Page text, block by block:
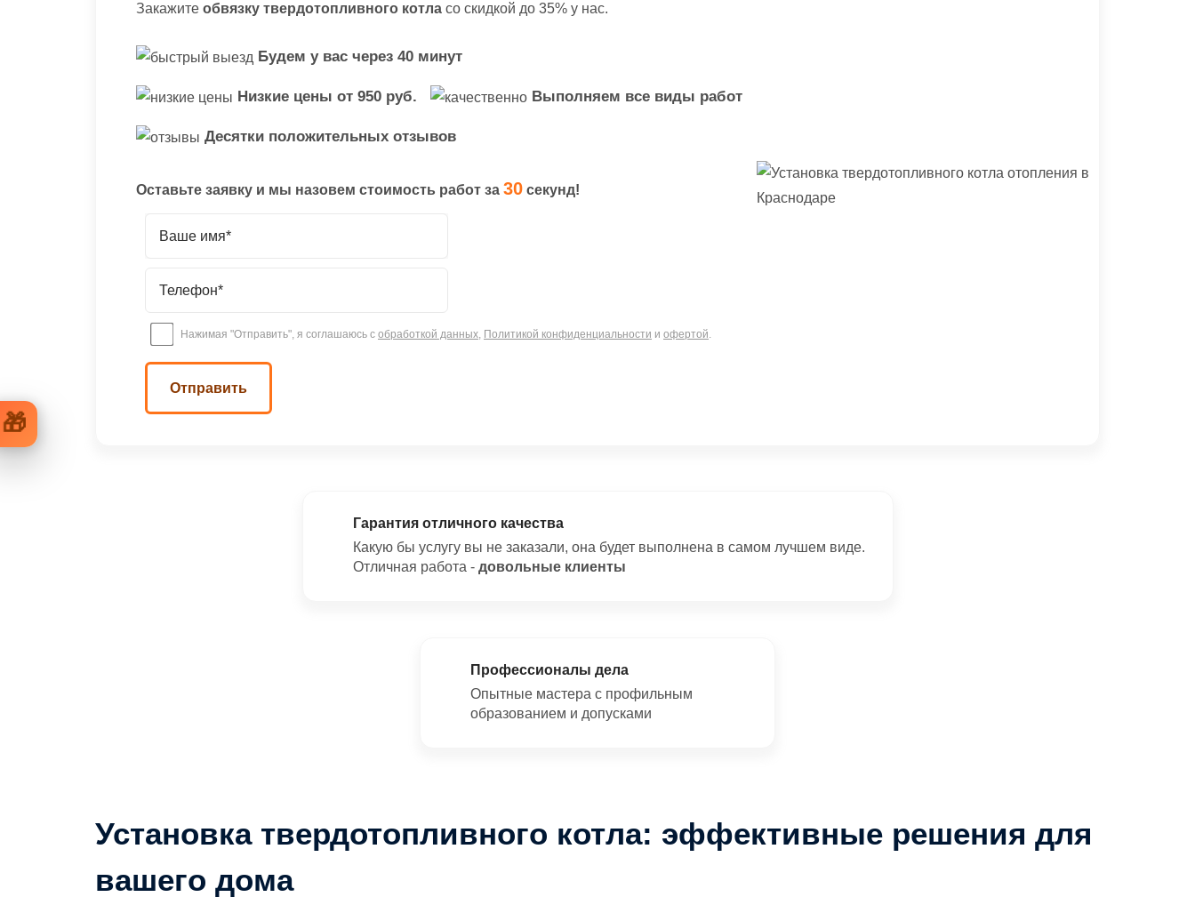
Закажите обвязку твердотопливного котла со скидкой до 35% у нас.
Будем у вас через 40 минут
Низкие цены от 950 руб. Выполняем все виды работ
Десятки положительных отзывов
Оставьте заявку и мы назовем стоимость работ за 30 секунд!
Нажимая "Отправить", я соглашаюсь с обработкой данных, Политикой конфиденциальности и офертой.
Гарантия отличного качества
Какую бы услугу вы не заказали, она будет выполнена в самом лучшем виде.
Отличная работа - довольные клиенты
Профессионалы дела
Опытные мастера с профильным
образованием и допусками
Установка твердотопливного котла: эффективные решения для
вашего дома
🎁